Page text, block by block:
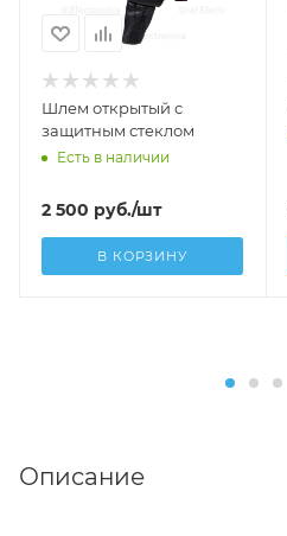
Шлем открытый с
защитным стеклом
Есть в наличии
2 500 руб./шт
В КОРЗИНУ
Описание